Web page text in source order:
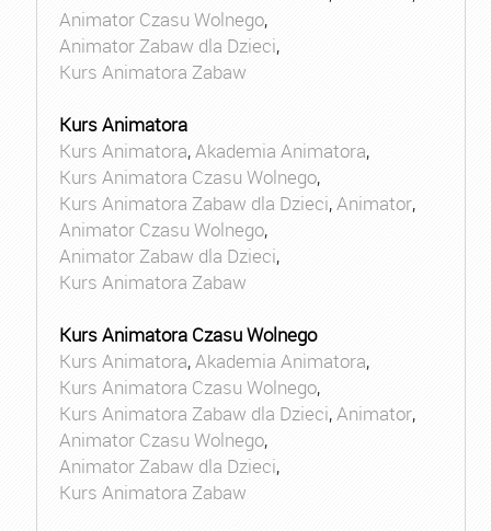
Animator Czasu Wolnego,
Animator Zabaw dla Dzieci,
Kurs Animatora Zabaw
Kurs Animatora
Kurs Animatora,Akademia Animatora,
Kurs Animatora Czasu Wolnego,
Kurs Animatora Zabaw dla Dzieci,Animator,
Animator Czasu Wolnego,
Animator Zabaw dla Dzieci,
Kurs Animatora Zabaw
Kurs Animatora Czasu Wolnego
Kurs Animatora,Akademia Animatora,
Kurs Animatora Czasu Wolnego,
Kurs Animatora Zabaw dla Dzieci,Animator,
Animator Czasu Wolnego,
Animator Zabaw dla Dzieci,
Kurs Animatora Zabaw